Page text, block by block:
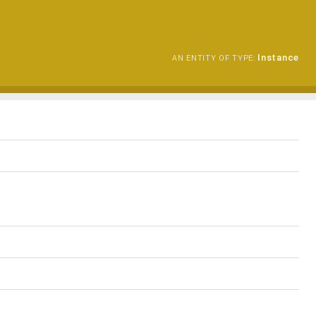
AN ENTITY OF TYPE: Instance